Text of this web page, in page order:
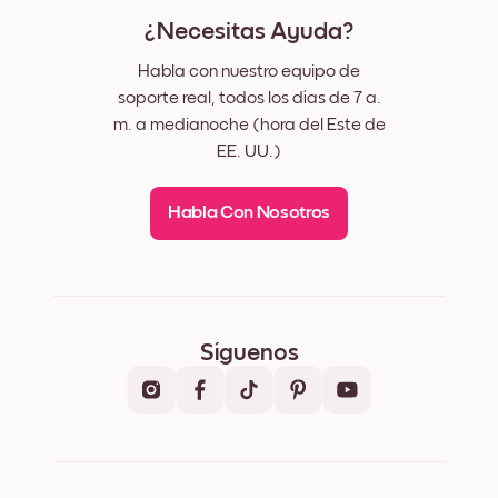
¿Necesitas Ayuda?
Habla con nuestro equipo de
soporte real, todos los días de 7 a.
m. a medianoche (hora del Este de
EE. UU.)
Habla Con Nosotros
Síguenos